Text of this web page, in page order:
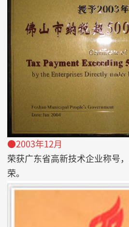
●2003年12月
荣获广东省高新技术企业称号
荣。